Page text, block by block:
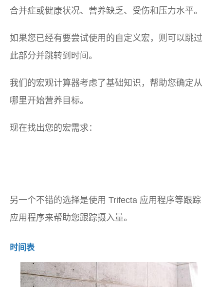
合并症或健康状况、营养缺乏、受伤和压力水平。
如果您已经有要尝试使用的自定义宏，则可以跳过
此部分并跳转到时间。
我们的宏观计算器考虑了基础知识，帮助您确定从
哪里开始营养目标。
现在找出您的宏需求：
另一个不错的选择是使用 Trifecta 应用程序等跟踪
应用程序来帮助您跟踪摄入量。
时间表